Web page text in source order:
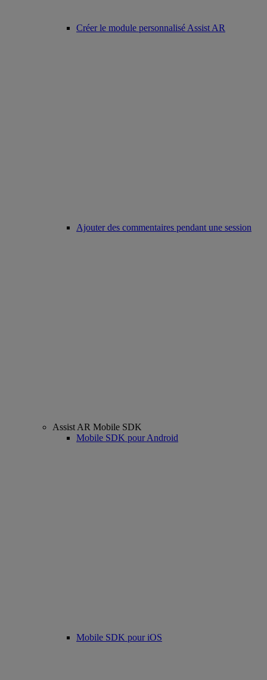
Créer le module personnalisé Assist AR
Ajouter des commentaires pendant une session
Assist AR Mobile SDK
Mobile SDK pour Android
Mobile SDK pour iOS